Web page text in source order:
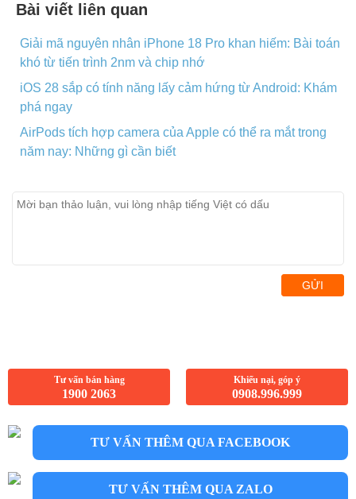
Bài viết liên quan
Giải mã nguyên nhân iPhone 18 Pro khan hiếm: Bài toán
khó từ tiến trình 2nm và chip nhớ
iOS 28 sắp có tính năng lấy cảm hứng từ Android: Khám
phá ngay
AirPods tích hợp camera của Apple có thể ra mắt trong
năm nay: Những gì cần biết
GỬI
Tư vấn bán hàng
1900 2063
Khiếu nại, góp ý
0908.996.999
TƯ VẤN THÊM QUA FACEBOOK
TƯ VẤN THÊM QUA ZALO